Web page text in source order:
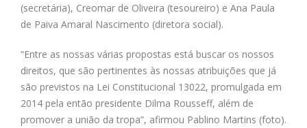
(secretária), Creomar de Oliveira (tesoureiro) e Ana Paula
de Paiva Amaral Nascimento (diretora social).
“Entre as nossas várias propostas está buscar os nossos
direitos, que são pertinentes às nossas atribuições que já
são previstos na Lei Constitucional 13022, promulgada em
2014 pela então presidente Dilma Rousseff, além de
promover a união da tropa”, afirmou Pablino Martins (foto).